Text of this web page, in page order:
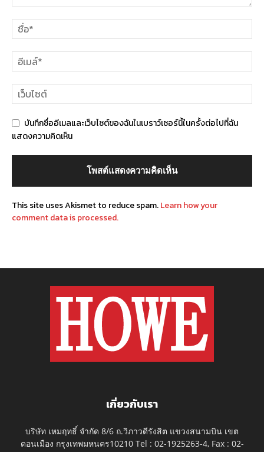
บันทึกชื่ออีเมลและเว็บไซต์ของฉันในเบราว์เซอร์นี้ในครั้งต่อไปที่ฉัน
แสดงความคิดเห็น
This site uses Akismet to reduce spam.Learn how your
comment data is processed.
เกี่ยวกับเรา
บริษัท เหมฤทธิ์ จำกัด 8/6 ถ.วิภาวดีรังสิต แขวงสนามบิน เขต
ดอนเมือง กรุงเทพมหนคร10210 Tel : 02-1925263-4, Fax : 02-